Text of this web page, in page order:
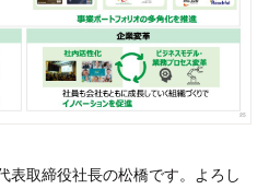
表取締役社長の松橋です。よろし